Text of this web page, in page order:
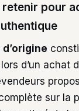
pour
d’un achat
sur la